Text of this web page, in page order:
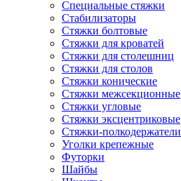
Специальные стяжки
Стабилизаторы
Стяжки болтовые
Стяжки для кроватей
Стяжки для столешниц
Стяжки для столов
Стяжки конические
Стяжки межсекционные
Стяжки угловые
Стяжки эксцентриковые
Стяжки-полкодержатели
Уголки крепежные
Футорки
Шайбы